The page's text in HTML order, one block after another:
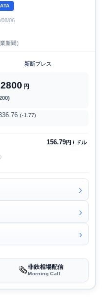
08/06
新聞）
新断プレス
円
(-1.77)
156.79円 / ドル
🗞️非鉄相場配信
Morning Call